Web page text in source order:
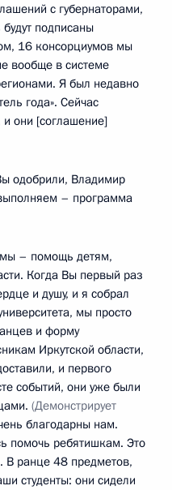
с губернаторами,
подписаны
16 консорциумов мы
вообще в системе
Я был недавно
года». Сейчас
они [соглашение]
одобрили, Владимир
– программа
– помощь детям,
Когда Вы первый раз
и душу, и я собрал
мы просто
и форму
Иркутской области,
и первого
событий, они уже были
(Демонстрирует
благодарны нам.
помочь ребятишкам. Это
В ранце 48 предметов,
студенты: они сидели